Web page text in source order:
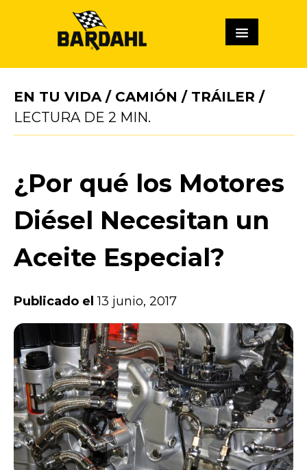
EN TU VIDA/ CAMIÓN / TRÁILER /
LECTURA DE 2 MIN.
¿Por qué los Motores
Diésel Necesitan un
Aceite Especial?
Publicado el13 junio, 2017